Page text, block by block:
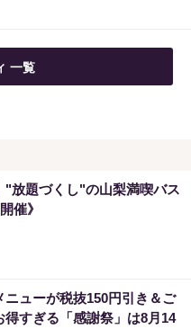
一覧
"放題づくし"の山梨満喫バス
催》
ニューが税抜150円引き＆ご
得すぎる「感謝祭」は8月14